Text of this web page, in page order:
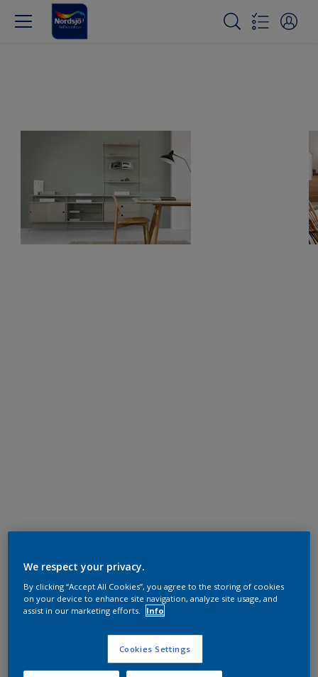
We respect your privacy.
By clicking “Accept All Cookies”, you agree to the storing of cookies
on your device to enhance site navigation, analyze site usage, and
assist in our marketing efforts.
Info
Cookies Settings